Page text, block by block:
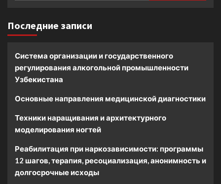
Последние записи
Система организации и государственного
регулирования алкогольной промышленности
Узбекистана
Основные направления медицинской диагностики
Техники наращивания и архитектурного
моделирования ногтей
Реабилитация при наркозависимости: программы
12 шагов, терапия, ресоциализация, анонимность и
долгосрочные исходы